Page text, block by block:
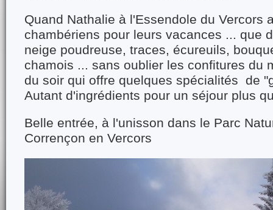
Quand Nathalie à l'Essendole du Vercors
chambériens pour leurs vacances ... que
neige poudreuse, traces, écureuils,
chamois ... sans oublier les confitures du
du soir qui offre quelques spécialités de
Autant d'ingrédients pour un séjour plus
Belle entrée, à l'unisson dans le Parc
Corrençon en Vercors